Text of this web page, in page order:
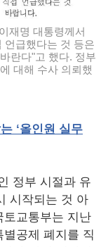
재명 대통령께서
언급했다는 것 등은
란다"고 했다. 정부
대해 수사 의뢰했
‘올인원 실무
정부 시절과 유
시작되는 것 아
토교통부는 지난
별공제 폐지를 직